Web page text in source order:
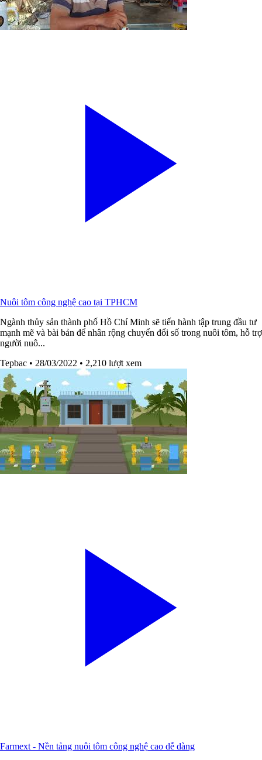
Nuôi tôm công nghệ cao tại TPHCM
Ngành thủy sản thành phố Hồ Chí Minh sẽ tiến hành tập trung đầu tư
mạnh mẽ và bài bản để nhân rộng chuyển đổi số trong nuôi tôm, hỗ trợ
người nuô...
Tepbac • 28/03/2022 • 2,210 lượt xem
Farmext - Nền tảng nuôi tôm công nghệ cao dễ dàng